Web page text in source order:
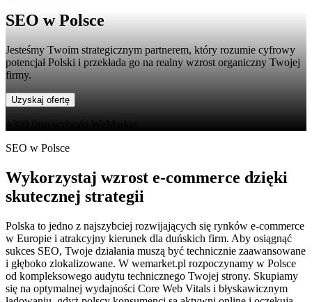
SEO w Polsce
Jesteśmy Twoim strategicznym partnerem, który rozumie cyfrowy
potencjał Polski i przekłada go na realny wzrost organiczny Twojej
firmy.
Uzyskaj ofertę
+300 firm wybrało WeMarket
SEO w Polsce
Wykorzystaj wzrost e-commerce dzięki
skutecznej strategii
Polska to jedno z najszybciej rozwijających się rynków e-commerce
w Europie i atrakcyjny kierunek dla duńskich firm. Aby osiągnąć
sukces SEO, Twoje działania muszą być technicznie zaawansowane
i głęboko zlokalizowane. W wemarket.pl rozpoczynamy w Polsce
od kompleksowego audytu technicznego Twojej strony. Skupiamy
się na optymalnej wydajności Core Web Vitals i błyskawicznym